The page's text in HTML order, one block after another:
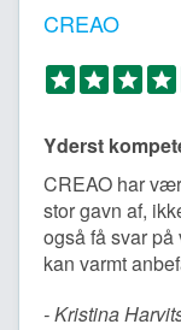
CREAO
Yderst
CREAO har
stor gavn af,
også få svar
kan varmt
- Kristina